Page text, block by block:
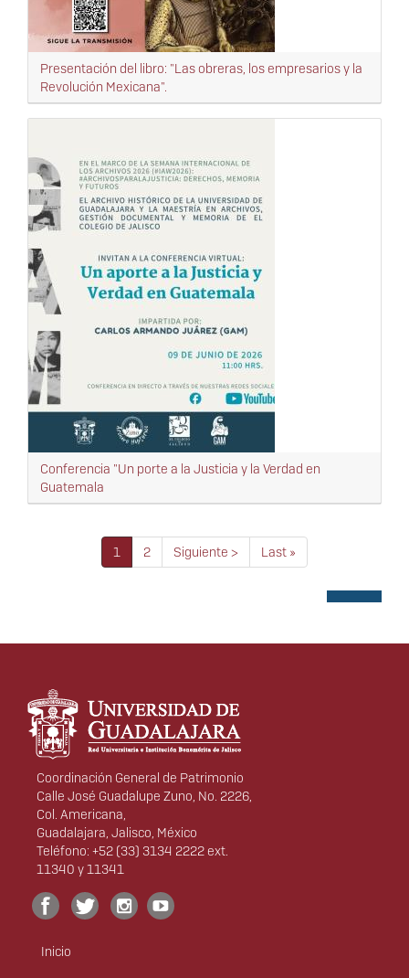
Presentación del libro: "Las obreras, los empresarios y la
Revolución Mexicana".
Conferencia "Un porte a la Justicia y la Verdad en
Guatemala
Paginación
Página
actual
1 Página
2
Siguiente
página
Siguiente >
Última
página
Last »
Información del portal
Coordinación General de Patrimonio
Calle José Guadalupe Zuno, No. 2226,
Col. Americana,
Guadalajara, Jalisco, México
Teléfono: +52 (33) 3134 2222 ext.
11340 y 11341
Menú
Inicio